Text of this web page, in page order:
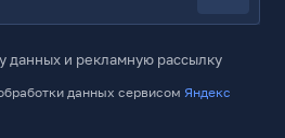
данных и рекламную рассылку
данных сервисом Яндекс